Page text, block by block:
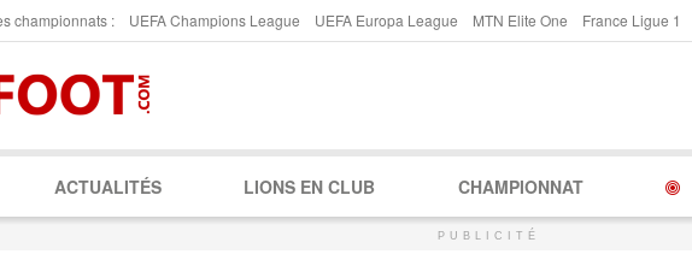
championnats : UEFA Champions League UEFA Europa League MTN Elite One France Ligue 1
ACTUALITÉS LIONS EN CLUB CHAMPIONNAT
PUBLICITÉ